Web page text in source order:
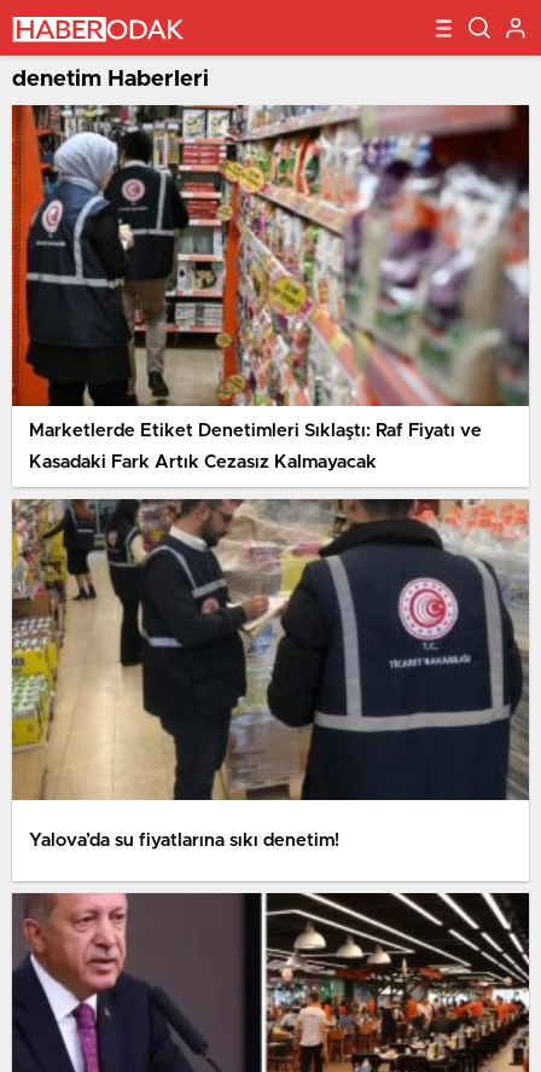
denetim Haberleri
Marketlerde Etiket Denetimleri Sıklaştı: Raf Fiyatı ve
Kasadaki Fark Artık Cezasız Kalmayacak
Yalova’da su fiyatlarına sıkı denetim!